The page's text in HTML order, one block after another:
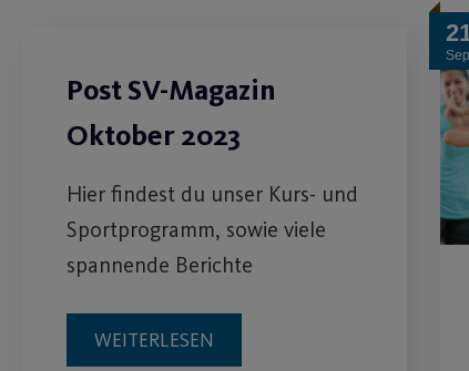
Post SV-Magazin
Oktober 2023
Hier findest du unser Kurs- und
Sportprogramm, sowie viele
spannende Berichte
WEITERLESEN
Sep.